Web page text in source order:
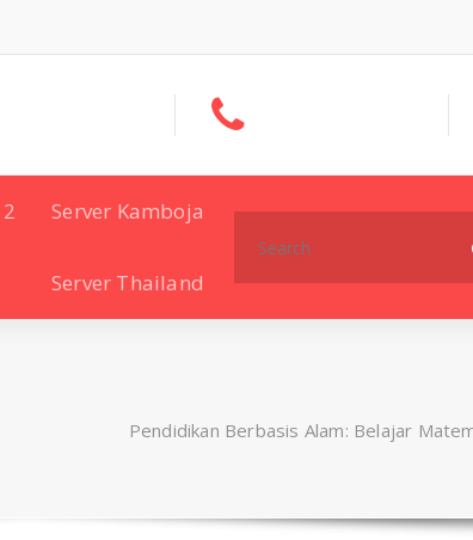
Server Kamboja
Server Thailand
for:
Pendidikan Berbasis Alam: Belajar